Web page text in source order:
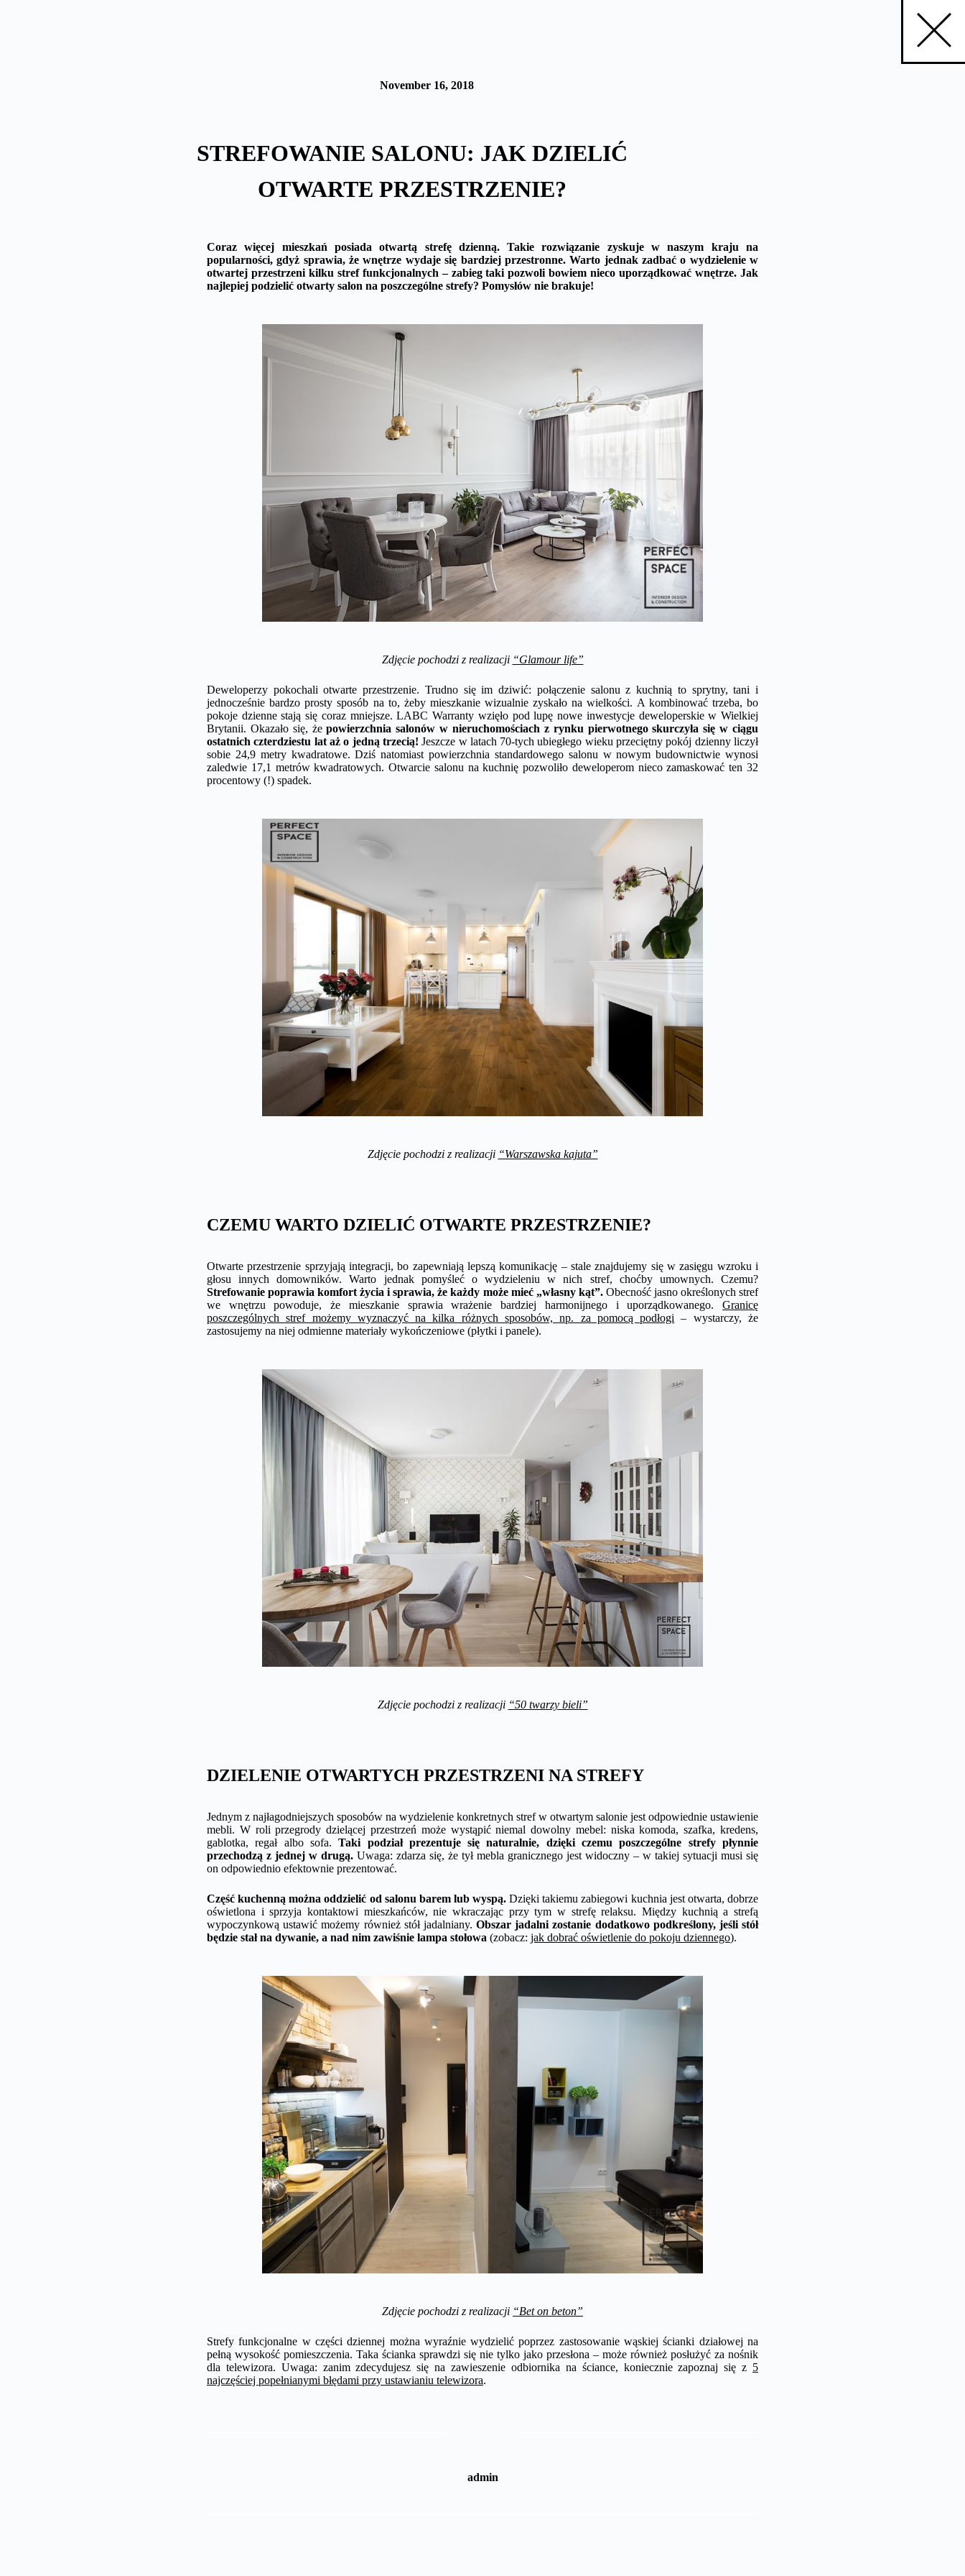
November 16, 2018
STREFOWANIE SALONU: JAK DZIELIĆ
OTWARTE PRZESTRZENIE?
Coraz więcej mieszkań posiada otwartą strefę dzienną. Takie rozwiązanie zyskuje w naszym kraju na
popularności, gdyż sprawia, że wnętrze wydaje się bardziej przestronne. Warto jednak zadbać o wydzielenie w
otwartej przestrzeni kilku stref funkcjonalnych – zabieg taki pozwoli bowiem nieco uporządkować wnętrze. Jak
najlepiej podzielić otwarty salon na poszczególne strefy? Pomysłów nie brakuje!
Zdjęcie pochodzi z realizacji “Glamour life”
Deweloperzy pokochali otwarte przestrzenie. Trudno się im dziwić: połączenie salonu z kuchnią to sprytny, tani i
jednocześnie bardzo prosty sposób na to, żeby mieszkanie wizualnie zyskało na wielkości. A kombinować trzeba, bo
pokoje dzienne stają się coraz mniejsze. LABC Warranty wzięło pod lupę nowe inwestycje deweloperskie w Wielkiej
Brytanii. Okazało się, żepowierzchnia salonów w nieruchomościach z rynku pierwotnego skurczyła się w ciągu
ostatnich czterdziestu lat aż o jedną trzecią! Jeszcze w latach 70-tych ubiegłego wieku przeciętny pokój dzienny liczył
sobie 24,9 metry kwadratowe. Dziś natomiast powierzchnia standardowego salonu w nowym budownictwie wynosi
zaledwie 17,1 metrów kwadratowych. Otwarcie salonu na kuchnię pozwoliło deweloperom nieco zamaskować ten 32
procentowy (!) spadek.
Zdjęcie pochodzi z realizacji “Warszawska kajuta”
CZEMU WARTO DZIELIĆ OTWARTE PRZESTRZENIE?
Otwarte przestrzenie sprzyjają integracji, bo zapewniają lepszą komunikację – stale znajdujemy się w zasięgu wzroku i
głosu innych domowników. Warto jednak pomyśleć o wydzieleniu w nich stref, choćby umownych. Czemu?
Strefowanie poprawia komfort życia i sprawia, że każdy może mieć „własny kąt”.Obecność jasno określonych stref
we wnętrzu powoduje, że mieszkanie sprawia wrażenie bardziej harmonijnego i uporządkowanego. Granicę
poszczególnych stref możemy wyznaczyć na kilka różnych sposobów, np. za pomocą podłogi – wystarczy, że
zastosujemy na niej odmienne materiały wykończeniowe (płytki i panele).
Zdjęcie pochodzi z realizacji “50 twarzy bieli”
DZIELENIE OTWARTYCH PRZESTRZENI NA STREFY
Jednym z najłagodniejszych sposobów na wydzielenie konkretnych stref w otwartym salonie jest odpowiednie ustawienie
mebli. W roli przegrody dzielącej przestrzeń może wystąpić niemal dowolny mebel: niska komoda, szafka, kredens,
gablotka, regał albo sofa.Taki podział prezentuje się naturalnie, dzięki czemu poszczególne strefy płynnie
przechodzą z jednej w drugą. Uwaga: zdarza się, że tył mebla granicznego jest widoczny – w takiej sytuacji musi się
on odpowiednio efektownie prezentować.
Część kuchenną można oddzielić od salonu barem lub wyspą. Dzięki takiemu zabiegowi kuchnia jest otwarta, dobrze
oświetlona i sprzyja kontaktowi mieszkańców, nie wkraczając przy tym w strefę relaksu. Między kuchnią a strefą
wypoczynkową ustawić możemy również stół jadalniany. Obszar jadalni zostanie dodatkowo podkreślony, jeśli stół
będzie stał na dywanie, a nad nim zawiśnie lampa stołowa (zobacz: jak dobrać oświetlenie do pokoju dziennego).
Zdjęcie pochodzi z realizacji “Bet on beton”
Strefy funkcjonalne w części dziennej można wyraźnie wydzielić poprzez zastosowanie wąskiej ścianki działowej na
pełną wysokość pomieszczenia. Taka ścianka sprawdzi się nie tylko jako przesłona – może również posłużyć za nośnik
dla telewizora. Uwaga: zanim zdecydujesz się na zawieszenie odbiornika na ściance, koniecznie zapoznaj się z 5
najczęściej popełnianymi błędami przy ustawianiu telewizora.
admin